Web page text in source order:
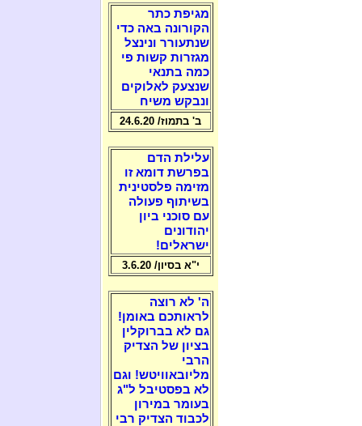
מגיפת כתר
הקורונה באה כדי
שנתעורר ונינצל
מגזרות קשות פי
כמה בתנאי
שנצעק לאלוקים
ונבקש משיח
ב' בתמוז/ 24.6.20
עלילת הדם
בפרשת דומא זו
מזימה פלסטינית
בשיתוף פעולה
עם סוכני ביון
יהודונים
ישראלים!
י"א בסיון/ 3.6.20
ה' לא רוצה
לראותכם באומן!
גם לא בברוקלין
בציון של הצדיק
הרבי
מליובאוויטש! וגם
לא בפסטיבל ל"ג
בעומר במירון
לכבוד הצדיק רבי